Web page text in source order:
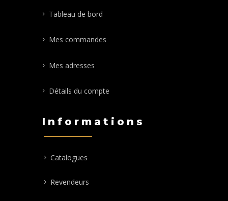
Tableau de bord
Mes commandes
Mes adresses
Détails du compte
Informations
Catalogues
Revendeurs